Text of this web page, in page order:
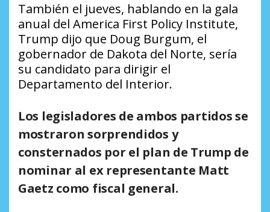
También el jueves, hablando en la gala
anual del America First Policy Institute,
Trump dijo que Doug Burgum, el
gobernador de Dakota del Norte, sería
su candidato para dirigir el
Departamento del Interior.
Los legisladores de ambos partidos se
mostraron sorprendidos y
consternados por el plan de Trump de
nominar al ex representante Matt
Gaetz como fiscal general.